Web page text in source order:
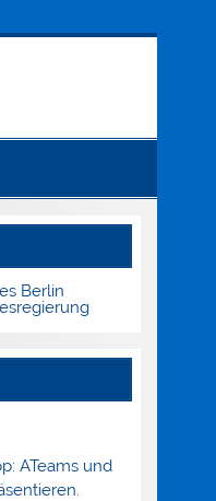
Berlin
ATeams und